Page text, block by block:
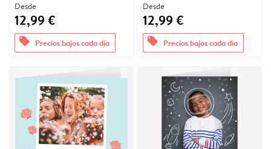
Desde
12,99 €
offers Precios bajos cada día
Desde
12,99 €
offers Precios bajos cada día